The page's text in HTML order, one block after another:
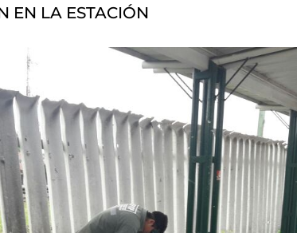
EN LA ESTACIÓN